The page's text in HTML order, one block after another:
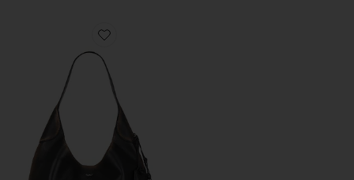
Favorite Bolsa Brooklyn 39